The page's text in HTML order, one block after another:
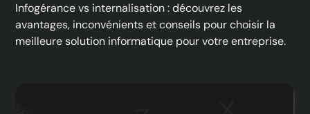
Infogérance vs internalisation : découvrez les
avantages, inconvénients et conseils pour choisir la
meilleure solution informatique pour votre entreprise.